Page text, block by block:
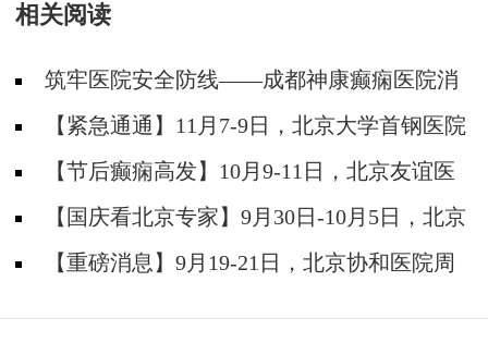
相关阅读
筑牢医院安全防线——成都神康癫痫医院消
防安全培训纪实
【紧急通通】11月7-9日，北京大学首钢医院
神经内科胡颖教授亲临成都会诊，破解癫痫疑难
【节后癫痫高发】10月9-11日，北京友谊医
院陈葵博士免费会诊+治疗援助，破解癫痫难
题！
【国庆看北京专家】9月30日-10月5日，北京
天坛&首钢医院两大专家蓉城亲诊+癫痫大额救
【重磅消息】9月19-21日，北京协和医院周